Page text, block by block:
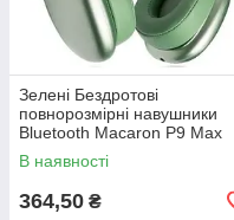
Зелені Бездротові
повнорозмірні навушники
Bluetooth Macaron P9 Max
В наявності
364,50 ₴